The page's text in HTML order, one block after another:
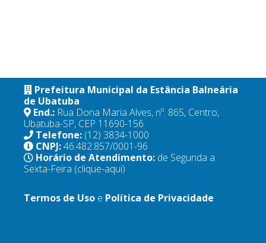
Prefeitura Municipal da Estância Balneária
de Ubatuba
End.: Rua Dona Maria Alves, nº. 865, Centro,
Ubatuba-SP, CEP 11690-156
Telefone: (12) 3834-1000
CNPJ:46.482.857/0001-96
Horário de Atendimento: de Segunda a
Sexta-Feira (clique-aqui)
Termos de Uso e Política de Privacidade